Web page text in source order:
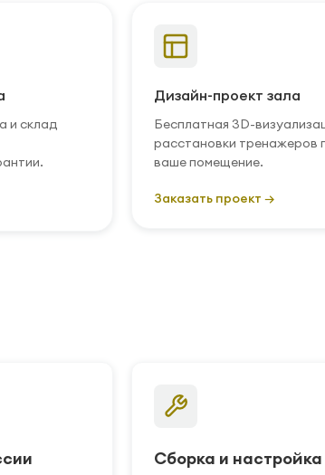
и склад
Дизайн-проект зала
Бесплатная 3D-
расстановки тренажеров
ваше помещение.
Заказать проект →
Сборка и настройка